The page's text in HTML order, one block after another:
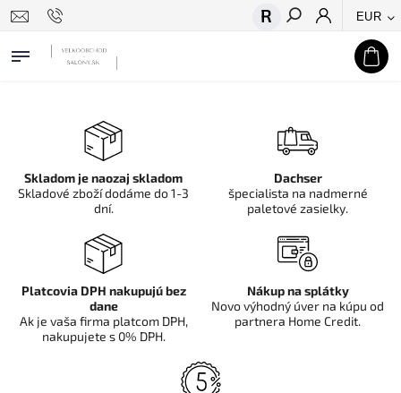
EUR
Hľadať
Skladom je naozaj skladom
Skladové zboží dodáme do 1-3
dní.
Dachser
špecialista na nadmerné
paletové zasielky.
Platcovia DPH nakupujú bez
dane
Ak je vaša firma platcom DPH,
nakupujete s 0% DPH.
Nákup na splátky
Novo výhodný úver na kúpu od
partnera Home Credit.